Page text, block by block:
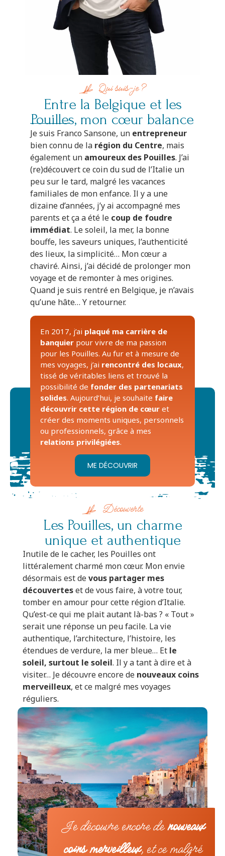
Qui suis-je ?
Entre la Belgique et les
Pouilles, mon cœur balance
Je suis Franco Sansone, un entrepreneur
bien connu de la région du Centre, mais
également un amoureux des Pouilles. J’ai
(re)découvert ce coin du sud de l’Italie un
peu sur le tard, malgré les vacances
familiales de mon enfance. Il y a une
dizaine d’années, j’y ai accompagné mes
parents et ça a été le coup de foudre
immédiat. Le soleil, la mer, la bonne
bouffe, les saveurs uniques, l’authenticité
des lieux, la simplicité… Mon cœur a
chaviré. Ainsi, j’ai décidé de prolonger mon
voyage et de remonter à mes origines.
Quand je suis rentré en Belgique, je n’avais
qu’une hâte… Y retourner.
En 2017, j’ai plaqué ma carrière de
banquier pour vivre de ma passion
pour les Pouilles. Au fur et à mesure de
mes voyages, j’ai rencontré des locaux,
tissé de véritables liens et trouvé la
possibilité de fonder des partenariats
solides. Aujourd’hui, je souhaite faire
découvrir cette région de cœur et
créer des moments uniques, personnels
ou professionnels, grâce à mes
relations privilégiées.
ME DÉCOUVRIR
Découverte
Les Pouilles, un charme
unique et authentique
Inutile de le cacher, les Pouilles ont
littéralement charmé mon cœur. Mon envie
désormais est devous partager mes
découverteset de vous faire, à votre tour,
tomber en amour pour cette région d’Italie.
Qu’est-ce qui me plait autant là-bas ? « Tout »
serait une réponse un peu facile. La vie
authentique, l’architecture, l’histoire, les
étendues de verdure, la mer bleue… Et le
soleil, surtout le soleil. Il y a tant à dire et à
visiter… Je découvre encore de nouveaux coins
merveilleux, et ce malgré mes voyages
réguliers.
Je découvre encore denouveaux
coins merveilleux, et ce malgré